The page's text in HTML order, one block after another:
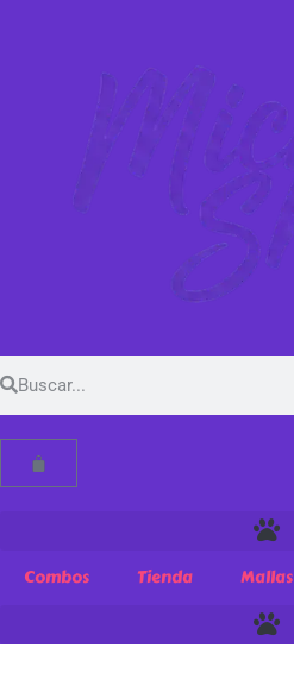
Combos Tienda Mallas